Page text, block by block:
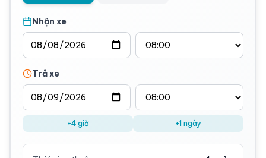
Nhận xe
Trả xe
+4 giờ +1 ngày